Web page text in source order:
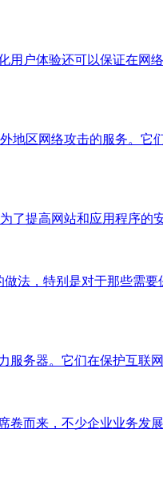
用户体验还可以保证在网
地区网络攻击的服务。
了提高网站和应用程序的
法，特别是对于那些需
务器。它们在保护互联
卷而来，不少企业业务发